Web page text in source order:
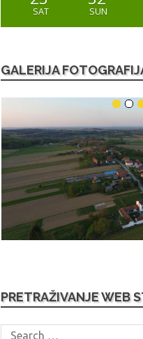
SAT SUN
GALERIJA
PRETRAŽIVANJE WEB